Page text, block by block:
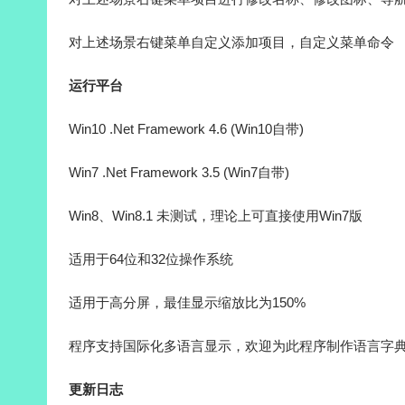
对上述场景右键菜单自定义添加项目，自定义菜单命令
运行平台
Win10 .Net Framework 4.6 (Win10自带)
Win7 .Net Framework 3.5 (Win7自带)
Win8、Win8.1 未测试，理论上可直接使用Win7版
适用于64位和32位操作系统
适用于高分屏，最佳显示缩放比为150%
程序支持国际化多语言显示，欢迎为此程序制作语言字
更新日志